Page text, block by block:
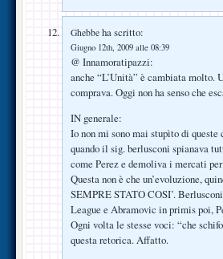
Ghebbe ha scritto:
Giugno 12th, 2009 alle 08:39
@ Innamoratipazzi:
anche “L’Unità” è cambiata
comprava. Oggi non ha senso che
IN generale:
Io non mi sono mai stupìto di
quando il sig. berlusconi spianava
come Perez e demoliva i mercati
Questa non è che un’evoluzione,
SEMPRE STATO COSI’.
League e Abramovic in primis poi,
Ogni volta le stesse voci: “che
questa retorica. Affatto.